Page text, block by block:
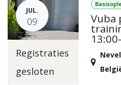
JUL.
09
Registraties
gesloten
Vuba